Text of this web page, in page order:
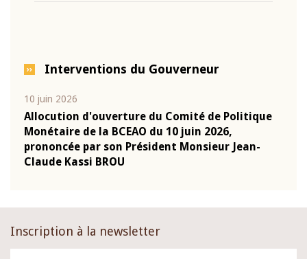
Interventions du Gouverneur
10 juin 2026
Allocution d'ouverture du Comité de Politique
Monétaire de la BCEAO du 10 juin 2026,
prononcée par son Président Monsieur Jean-
Claude Kassi BROU
Inscription à la newsletter